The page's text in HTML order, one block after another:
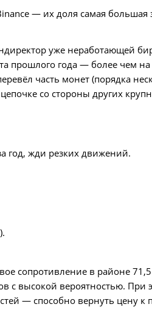
— их доля самая большая
уже неработающей
прошлого года — более чем
часть монет (порядка
со стороны других
год, жди резких движений.
сопротивление в районе
с высокой вероятностью.
— способно вернуть цену